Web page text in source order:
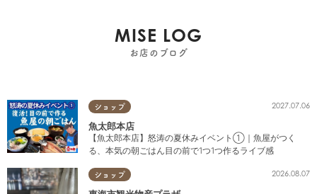
MISE LOG
お店のブログ
ショップ 2027.07.06
魚太郎本店
【魚太郎本店】怒涛の夏休みイベント①｜魚屋がつく
る、本気の朝ごはん目の前で1つ1つ作るライブ感
ショップ 2026.08.07